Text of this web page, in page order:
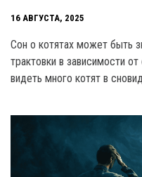
16 АВГУСТА, 2025
Сон о котятах может быть
трактовки в зависимости от
видеть много котят в